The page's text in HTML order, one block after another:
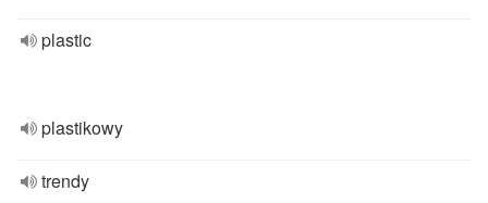
plastic
plastikowy
trendy